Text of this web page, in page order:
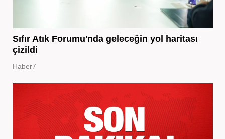
Sıfır Atık Forumu'nda geleceğin yol haritası
çizildi
Haber7